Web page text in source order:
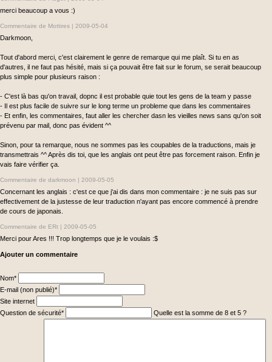
merci beaucoup a vous :)
Commentaire de Mottires | 2009-05-04
Darkmoon,
Tout d'abord merci, c'est clairement le genre de remarque qui me plaît. Si tu en as
d'autres, il ne faut pas hésité, mais si ça pouvait être fait sur le forum, se serait beaucoup
plus simple pour plusieurs raison :
- C'est là bas qu'on travail, dopnc il est probable quie tout les gens de la team y passe
- Il est plus facile de suivre sur le long terme un probleme que dans les commentaires
- Et enfin, les commentaires, faut aller les chercher dasn les vieilles news sans qu'on soit
prévenu par mail, donc pas évident ^^
Sinon, pour ta remarque, nous ne sommes pas les coupables de la traductions, mais je
transmettrais ^^ Après dis toi, que les anglais ont peut être pas forcement raison. Enfin je
vais faire vérifier ça.
Commentaire de darkmoon | 2009-05-05
Concernant les anglais : c'est ce que j'ai dis dans mon commentaire : je ne suis pas sur
effectivement de la justesse de leur traduction n'ayant pas encore commencé à prendre
de cours de japonais.
Commentaire de ERt | 2009-05-05
Merci pour Ares !!! Trop longtemps que je le voulais :$
Ajouter un commentaire
Champ
obligatoire
Nom*
Champ
obligatoire
E-mail (non publié)*
Site internet
Champ
obligatoire
Question de sécurité*
Quelle est la somme de 8 et 5 ?